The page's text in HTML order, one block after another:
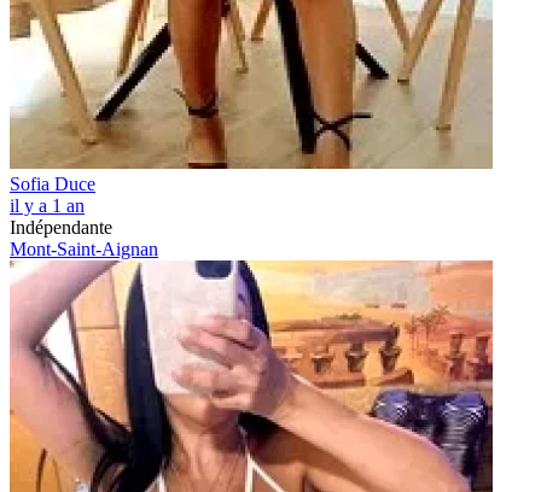
Sofia Duce
il y a 1 an
Indépendante
Mont-Saint-Aignan